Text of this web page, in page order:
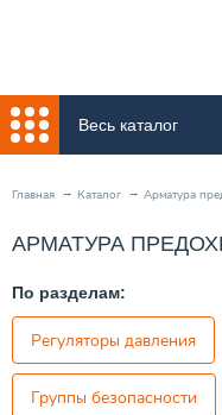
Весь каталог
Главная Каталог Арматура
АРМАТУРА
По разделам:
Регуляторы давления
Группы безопасности